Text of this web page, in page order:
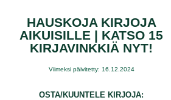
HAUSKOJA KIRJOJA
AIKUISILLE | KATSO 15
KIRJAVINKKIÄ NYT!
Viimeksi päivitetty: 16.12.2024
OSTA/KUUNTELE KIRJOJA: